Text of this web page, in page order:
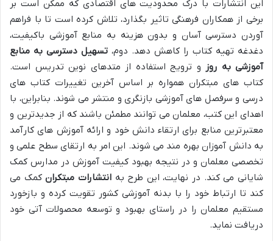
این انتشارات با درک محدودیت های اقتصادی که ممکن است بر
برخی از همکاران فرهنگی تاثیر بگذارد، تلاش کرده است تا با فراهم
آوردن دسترسی آسان و بدون هزینه به منابع آموزشی باکیفیت،
دغدغه تهیه کتاب را کاهش دهد. دوم، تسهیل دسترسی به منابع
آموزشی به روز و ترویج استفاده از متدهای نوین تدریس است.
کتاب های مبتکران همواره بر اساس آخرین تغییرات کتاب های
درسی و سرفصل های آموزشی بازنگری و منتشر می شوند. بنابراین، با
اهدای این کتب، معلمان می توانند مطمئن باشند که از جدیدترین و
معتبرترین منابع برای ارتقاء دانش خود و ارائه آموزش های کارآمد
به دانش آموزان بهره مند می شوند. این امر به ارتقای سطح علمی و
تخصصی معلمان و در نتیجه بهبود کیفیت آموزش در مدارس کمک
شایانی می کند. در نهایت، این طرح بهانتشارات مبتکرانکمک می
کند تا ارتباط خود را با بدنه آموزشی کشور تقویت کرده و بازخورد
مستقیم معلمان را در راستای بهبود و توسعه محصولات آتی خود
دریافت نماید.